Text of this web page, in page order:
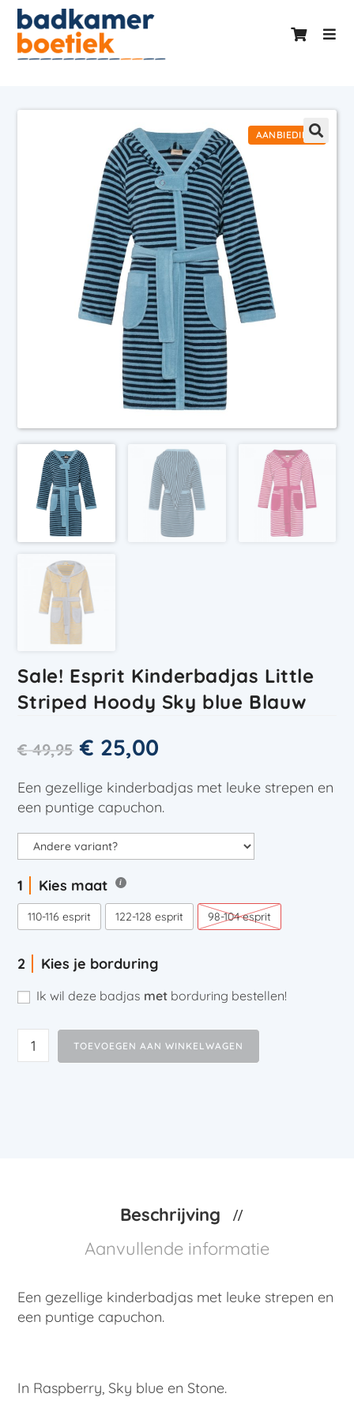
AANBIEDING!
Sale! Esprit Kinderbadjas Little
Striped Hoody Sky blue Blauw
€49,95 € 25,00
Een gezellige kinderbadjas met leuke strepen en
een puntige capuchon.
Kies maat
110-116 esprit 122-128 esprit 98-104 esprit
Kies je borduring
Ik wil deze badjas met borduring bestellen!
TOEVOEGEN AAN WINKELWAGEN
Beschrijving
Aanvullende informatie
Een gezellige kinderbadjas met leuke strepen en
een puntige capuchon.
In Raspberry, Sky blue en Stone.